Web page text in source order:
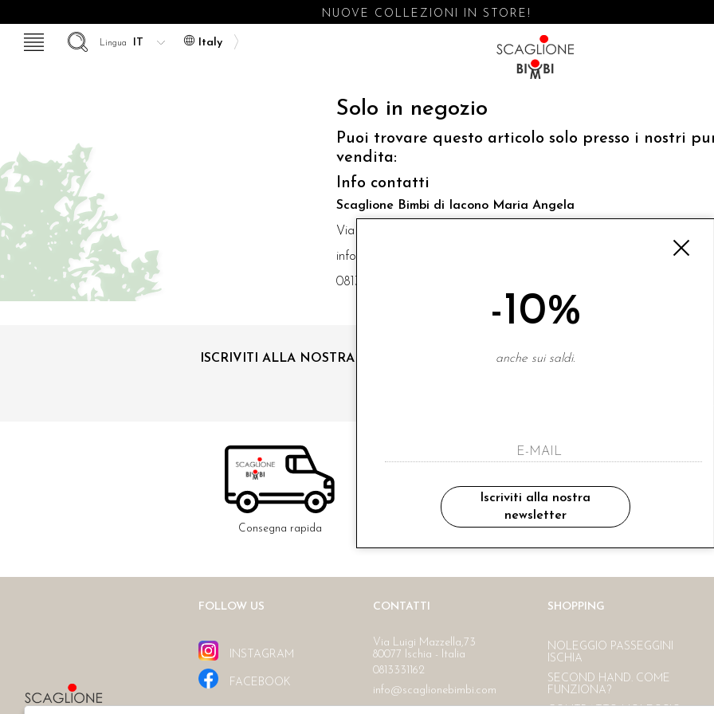
NUOVE COLLEZIONI IN STORE!
Italy
Lingua
Solo in negozio
Puoi trovare questo articolo solo presso i nostri
vendita:
Info contatti
Scaglione Bimbi di Iacono Maria Angela
Via Luigi Mazzella,73 80077 Ischia
info@scaglionebimbi.com
0813331162
ISCRIVITI ALLA NOSTRA NEWSLETTER
ho letto ed accettato le condizioni sulla
Consegna rapida Ritiro in negozio
Consegna gratuita in Italia
FOLLOW US
INSTAGRAM
FACEBOOK
CONTATTI
Via Luigi Mazzella,73
80077 Ischia - Italia
0813331162
info@scaglionebimbi.com
SHOPPING
NOLEGGIO PASSEGGINI
ISCHIA
SECOND HAND. COME
FUNZIONA?
-10%
anche sui saldi.
Iscriviti alla nostra
newsletter